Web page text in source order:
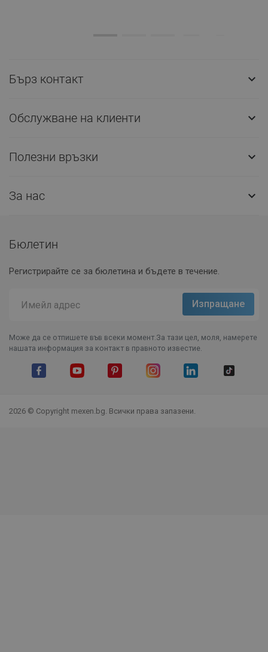
Бърз контакт 
Обслужване на клиенти 
Полезни връзки 
За нас 
Бюлетин
Регистрирайте се за бюлетина и бъдете в течение.
Може да се отпишете във всеки момент.За тази цел, моля, намерете
нашата информация за контакт в правното известие.
2026 © Copyright mexen.bg. Всички права запазени.